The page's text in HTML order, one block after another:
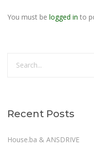
You must be logged in to
Recent Posts
House.ba & ANSDRIVE